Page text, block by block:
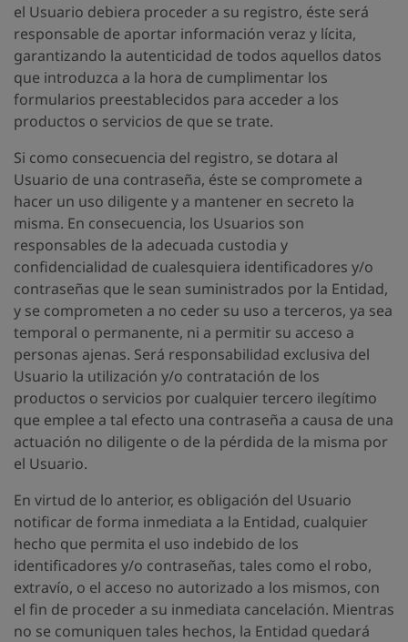
el Usuario debiera proceder a su registro, éste será
responsable de aportar información veraz y lícita,
garantizando la autenticidad de todos aquellos datos
que introduzca a la hora de cumplimentar los
formularios preestablecidos para acceder a los
productos o servicios de que se trate.
Si como consecuencia del registro, se dotara al
Usuario de una contraseña, éste se compromete a
hacer un uso diligente y a mantener en secreto la
misma. En consecuencia, los Usuarios son
responsables de la adecuada custodia y
confidencialidad de cualesquiera identificadores y/o
contraseñas que le sean suministrados por la Entidad,
y se comprometen a no ceder su uso a terceros, ya sea
temporal o permanente, ni a permitir su acceso a
personas ajenas. Será responsabilidad exclusiva del
Usuario la utilización y/o contratación de los
productos o servicios por cualquier tercero ilegítimo
que emplee a tal efecto una contraseña a causa de una
actuación no diligente o de la pérdida de la misma por
el Usuario.
En virtud de lo anterior, es obligación del Usuario
notificar de forma inmediata a la Entidad, cualquier
hecho que permita el uso indebido de los
identificadores y/o contraseñas, tales como el robo,
extravío, o el acceso no autorizado a los mismos, con
el fin de proceder a su inmediata cancelación. Mientras
no se comuniquen tales hechos, la Entidad quedará